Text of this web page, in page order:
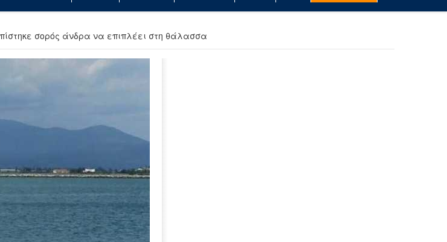
σορός άνδρα να επιπλέει στη θάλασσα